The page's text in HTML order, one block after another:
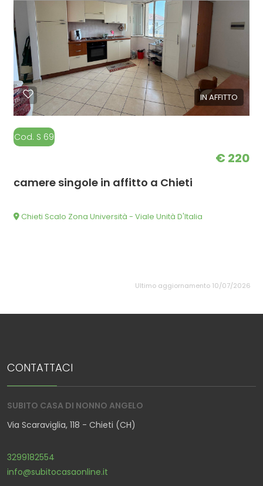
IN AFFITTO
Cod. S 69
€ 220
camere singole in affitto a Chieti
Chieti Scalo Zona Università - Viale Unità D'Italia
Ultimo aggiornamento 10/07/2026
CONTATTACI
SUBITO CASA DI NONNO ANGELO
Via Scaraviglia, 118 - Chieti (CH)
3299182554
info@subitocasaonline.it